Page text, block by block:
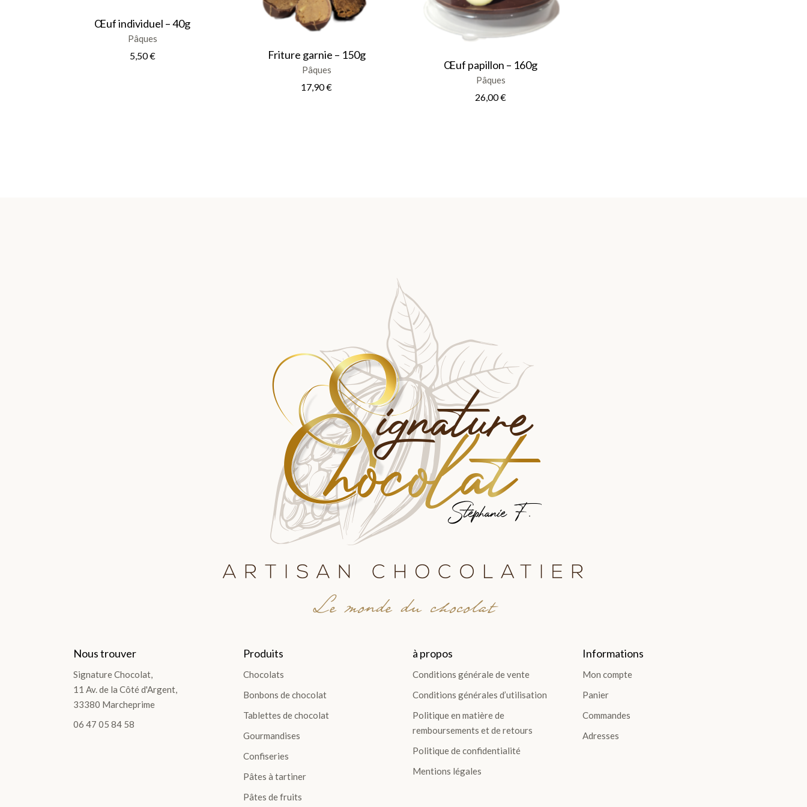
du
produit
Œuf individuel – 40g
Pâques
5,50€
sur
la
page
du
Friture garnie – 150g
Pâques
17,90€
Œuf papillon – 160g
Pâques
26,00€
Le monde du chocolat
Nous trouver
Signature Chocolat,
11 Av. de la Côté d'Argent,
33380 Marcheprime
06 47 05 84 58
Produits
Chocolats
Bonbons de chocolat
Tablettes de chocolat
Gourmandises
Confiseries
Pâtes à tartiner
Pâtes de fruits
à propos
Conditions générale de vente
Conditions générales d’utilisation
Politique en matière de
remboursements et de retours
Politique de confidentialité
Mentions légales
Informations
Mon compte
Panier
Commandes
Adresses